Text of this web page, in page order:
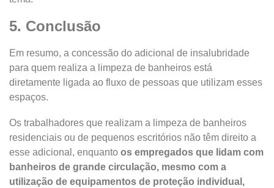
5. Conclusão
Em resumo, a concessão do adicional de insalubridade
para quem realiza a limpeza de banheiros está
diretamente ligada ao fluxo de pessoas que utilizam esses
espaços.
Os trabalhadores que realizam a limpeza de banheiros
residenciais ou de pequenos escritórios não têm direito a
esse adicional, enquanto os empregados que lidam com
banheiros de grande circulação, mesmo com a
utilização de equipamentos de proteção individual,